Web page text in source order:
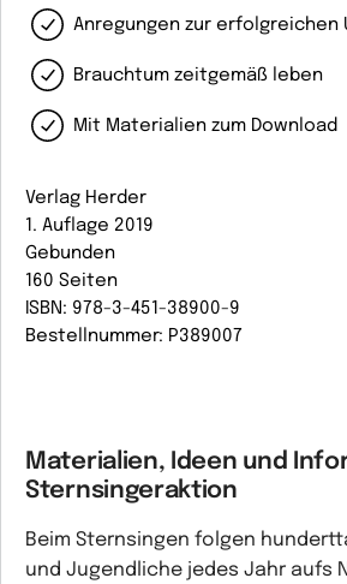
Anregungen zur erfolgreichen
Brauchtum zeitgemäß leben
Mit Materialien zum Download
Verlag Herder
1. Auflage 2019
Gebunden
160 Seiten
ISBN: 978-3-451-38900-9
Bestellnummer: P389007
Materialien, Ideen und
Sternsingeraktion
Beim Sternsingen folgen
und Jugendliche jedes Jahr aufs